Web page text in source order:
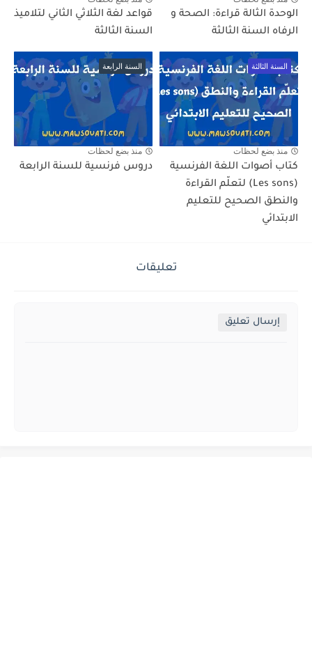
الوحدة الثالة قراءة: الصحة و
الرفاه السنة الثالثة
قواعد لغة الثلاثي الثاني لتلاميذ
السنة الثالثة
السنة الثالثة
منذ بضع لحظات
كتاب أصوات اللغة الفرنسية
(Les sons) لتعلّم القراءة
والنطق الصحيح للتعليم
الابتدائي
السنة الرابعة
منذ بضع لحظات
دروس فرنسية للسنة الرابعة
تعليقات
إرسال تعليق